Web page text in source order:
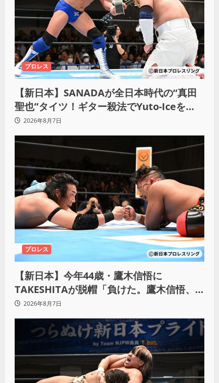
プロレス
【新日本】SANADAが全日本時代の“真田
聖也”タイツ！ギター殺法でYuto-Iceを
KO「俺と闘う時は考えろ。感じるな」
2026年8月7日
プロレス
【新日本】今年44歳・鷹木信悟に
TAKESHITAが脱帽「負けた。鷹木信悟、
強いわ！」
2026年8月7日